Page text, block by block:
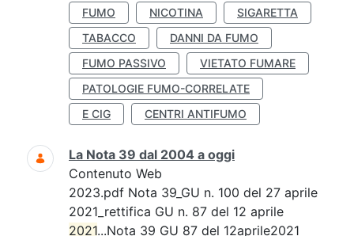
FUMO NICOTINA
SIGARETTA
TABACCO
DANNI DA FUMO
FUMO PASSIVO
VIETATO FUMARE
PATOLOGIE FUMO-CORRELATE
E CIG
CENTRI ANTIFUMO
La Nota 39 dal 2004 a oggi
Contenuto Web
2023.pdf Nota 39_GU n. 100 del 27 aprile
2021_rettifica GU n. 87 del 12 aprile
2021...Nota 39 GU 87 del 12aprile2021